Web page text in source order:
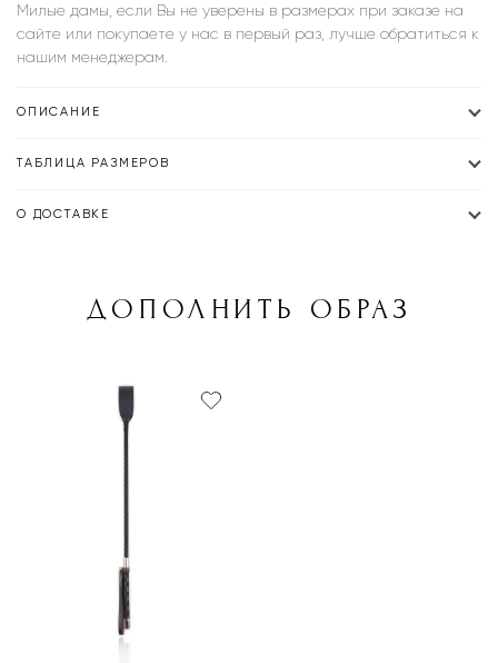
Милые дамы, если Вы не уверены в размерах при заказе на
сайте или покупаете у нас в первый раз, лучше обратиться к
нашим менеджерам.
ОПИСАНИЕ
ТАБЛИЦА РАЗМЕРОВ
О ДОСТАВКЕ
ДОПОЛНИТЬ ОБРАЗ